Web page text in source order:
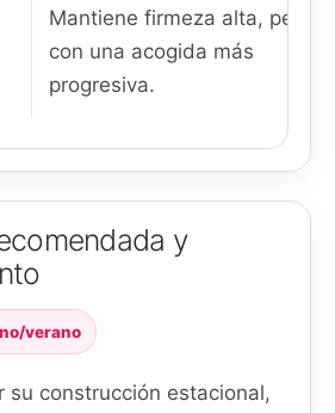
Mantiene firmeza alta, pero
con una acogida más
progresiva.
y
verano
su construcción estacional,